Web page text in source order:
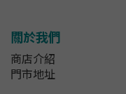
關於我們
商店介紹
門市地址